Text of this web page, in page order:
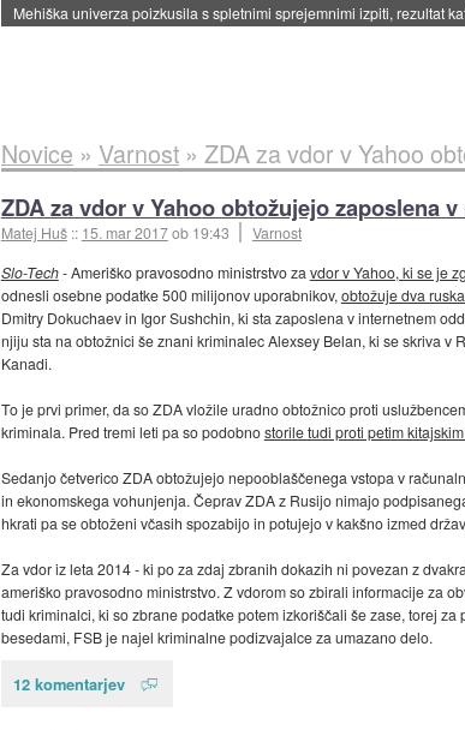
Evropska vesoljska agencija razvija svojo raketo za večkratno
Novice » Varnost» ZDA za vdor v Yahoo
ZDA za vdor v Yahoo obtožujejo zaposlena
Matej Huš :: 15. mar 2017ob 19:43
Varnost
Slo-Tech- Ameriško pravosodno ministrstvo za vdor v Yahoo, ki se je
odnesli osebne podatke 500 milijonov uporabnikov, obtožuje dva
Dmitry Dokuchaev in Igor Sushchin, ki sta zaposlena v internetnem
njiju sta na obtožnici še znani kriminalec Alexsey Belan, ki se skriva v
Kanadi.
To je prvi primer, da so ZDA vložile uradno obtožnico proti
kriminala. Pred tremi leti pa so podobnostorile tudi proti petim
Sedanjo četverico ZDA obtožujejo nepooblaščenega vstopa v
in ekonomskega vohunjenja. Čeprav ZDA z Rusijo nimajo
hkrati pa se obtoženi včasih spozabijo in potujejo v kakšno izmed
Za vdor iz leta 2014 - ki po za zdaj zbranih dokazih ni povezan z
ameriško pravosodno ministrstvo. Z vdorom so zbirali informacije za
tudi kriminalci, ki so zbrane podatke potem izkoriščali še zase, torej
besedami, FSB je najel kriminalne podizvajalce za umazano delo.
12 komentarjev